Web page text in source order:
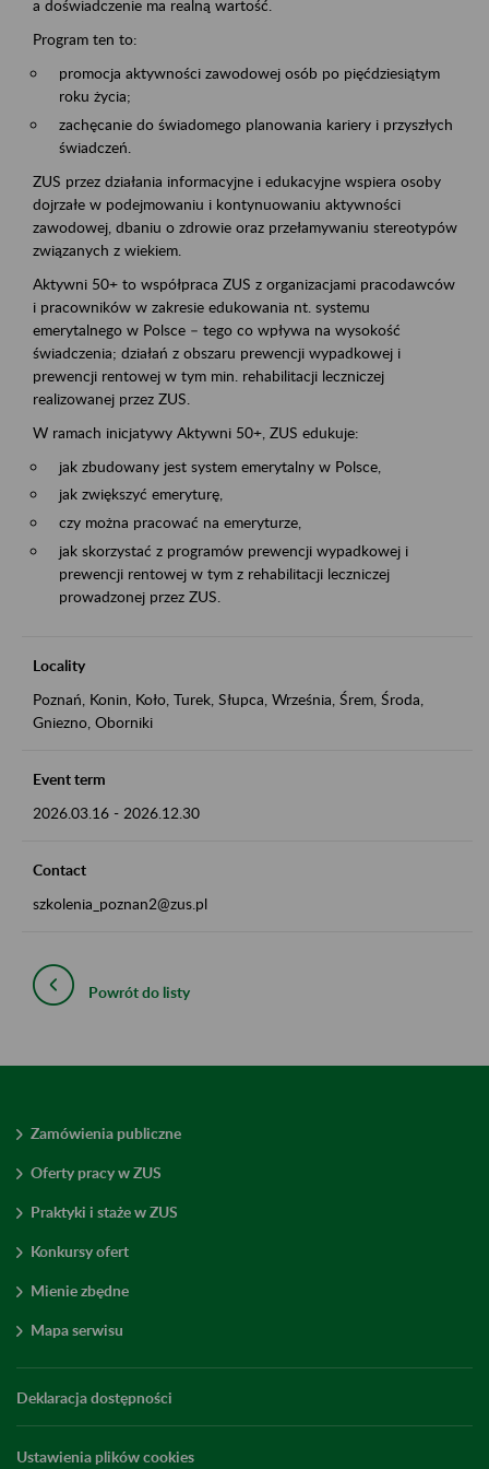
a doświadczenie ma realną wartość.
Program ten to:
promocja aktywności zawodowej osób po pięćdziesiątym
roku życia;
zachęcanie do świadomego planowania kariery i przyszłych
świadczeń.
ZUS przez działania informacyjne i edukacyjne wspiera osoby
dojrzałe w podejmowaniu i kontynuowaniu aktywności
zawodowej, dbaniu o zdrowie oraz przełamywaniu stereotypów
związanych z wiekiem.
Aktywni 50+ to współpraca ZUS z organizacjami pracodawców
i pracowników w zakresie edukowania nt. systemu
emerytalnego w Polsce – tego co wpływa na wysokość
świadczenia; działań z obszaru prewencji wypadkowej i
prewencji rentowej w tym min. rehabilitacji leczniczej
realizowanej przez ZUS.
W ramach inicjatywy Aktywni 50+, ZUS edukuje:
jak zbudowany jest system emerytalny w Polsce,
jak zwiększyć emeryturę,
czy można pracować na emeryturze,
jak skorzystać z programów prewencji wypadkowej i
prewencji rentowej w tym z rehabilitacji leczniczej
prowadzonej przez ZUS.
Locality
Poznań, Konin, Koło, Turek, Słupca, Września, Śrem, Środa,
Gniezno, Oborniki
Event term
2026.03.16 - 2026.12.30
Contact
szkolenia_poznan2@zus.pl
Powrót do listy
Zamówienia publiczne
Oferty pracy w ZUS
Praktyki i staże w ZUS
Konkursy ofert
Mienie zbędne
Mapa serwisu
Deklaracja dostępności
Ustawienia plików cookies